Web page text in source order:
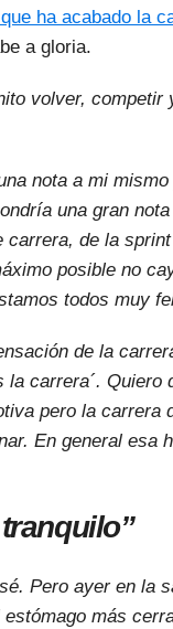
ha acabado la
a gloria.
volver, competir
nota a mi
una gran
de la
posible no
todos muy
de la
carrera´.
pero la carrera
En general esa
Pero ayer en la
más